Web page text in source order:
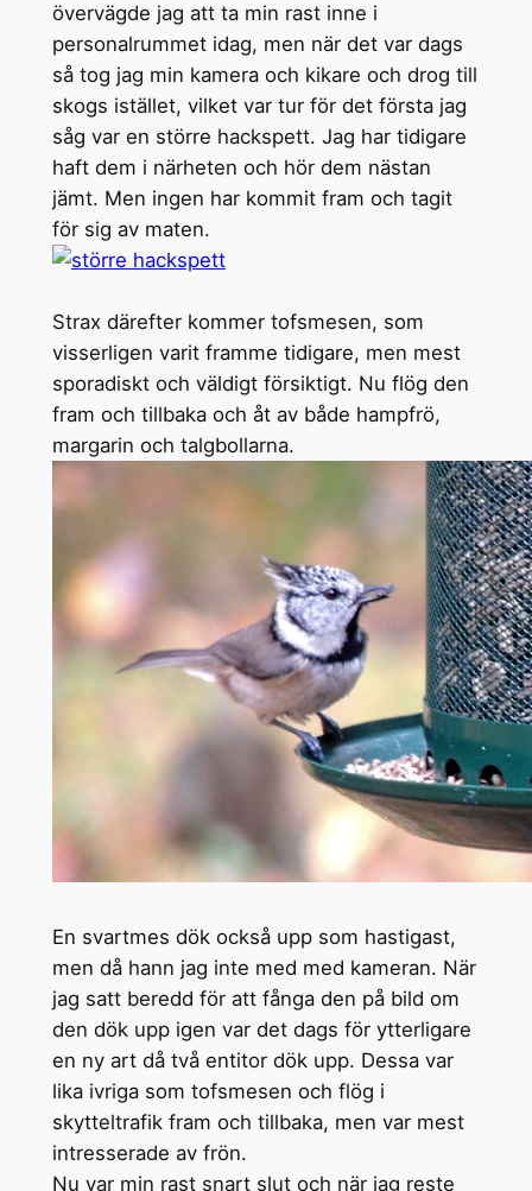
övervägde jag att ta min rast inne i
personalrummet idag, men när det var dags
så tog jag min kamera och kikare och drog till
skogs istället, vilket var tur för det första jag
såg var en större hackspett. Jag har tidigare
haft dem i närheten och hör dem nästan
jämt. Men ingen har kommit fram och tagit
för sig av maten.
Strax därefter kommer tofsmesen, som
visserligen varit framme tidigare, men mest
sporadiskt och väldigt försiktigt. Nu flög den
fram och tillbaka och åt av både hampfrö,
margarin och talgbollarna.
En svartmes dök också upp som hastigast,
men då hann jag inte med med kameran. När
jag satt beredd för att fånga den på bild om
den dök upp igen var det dags för ytterligare
en ny art då två entitor dök upp. Dessa var
lika ivriga som tofsmesen och flög i
skytteltrafik fram och tillbaka, men var mest
intresserade av frön.
Nu var min rast snart slut och när jag reste